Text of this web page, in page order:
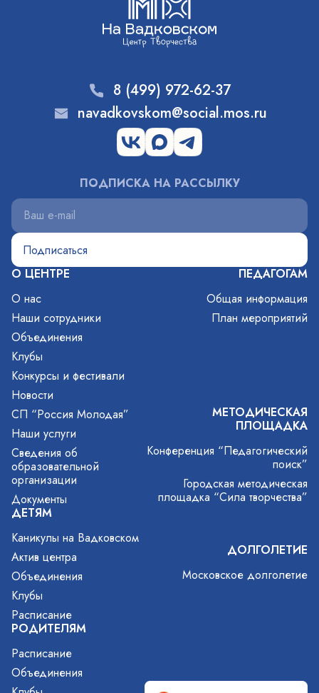
О ЦЕНТРЕ
О нас
Наши сотрудники
Объединения
Клубы
Конкурсы и фестивали
Новости
СП “Россия Молодая”
Наши услуги
Сведения об
образовательной
организации
Документы
ДЕТЯМ
Каникулы на Вадковском
Актив центра
Объединения
Клубы
Расписание
РОДИТЕЛЯМ
Расписание
Объединения
ПЕДАГОГАМ
Общая информация
План мероприятий
МЕТОДИЧЕСКАЯ
ПЛОЩАДКА
Конференция “Педагогический
поиск”
Городская методическая
площадка “Сила творчества”
ДОЛГОЛЕТИЕ
Московское долголетие
8 (499) 972-62-37
navadkovskom@social.mos.ru
ПОДПИСКА НА РАССЫЛКУ